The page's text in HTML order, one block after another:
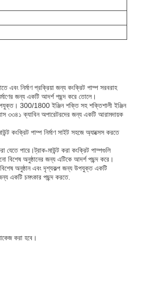
এবং নির্মাণ প্রক্রিয়া জন্য কংক্রিট পাম্প সরবরাহ
জন্য একটি আদর্শ পছন্দ করে তোলে।
300/1800 ইঞ্জিন শক্তি সহ শক্তিশালী ইঞ্জিন
৩৩৪১ ক্যাবিন অপারেটরদের জন্য একটি আরামদায়ক
কংক্রিট পাম্প নির্মাণ সাইট সহজে অ্যাক্সেস করতে
যেতে পারে।ট্রাক-মাউন্ট করা কংক্রিট পাম্পগুলি
বিশেষ অনুষ্ঠানের জন্য এটিকে আদর্শ পছন্দ করে।
বিশেষ অনুষ্ঠান এবং দৃশ্যকল্প জন্য উপযুক্ত একটি
একটি চমৎকার পছন্দ করতে.
করা হবে।